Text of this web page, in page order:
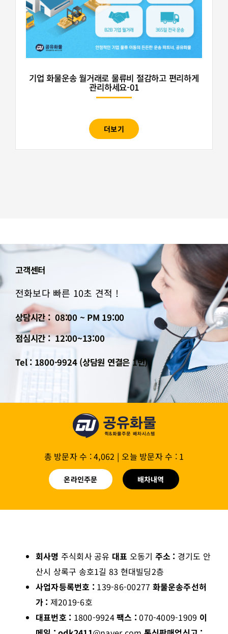
기업 화물운송 월거래로 물류비 절감하고 편리하게
관리하세요-01
더보기
고객센터
전화보다 빠른 10초 견적 !
상담시간 : 08:00 ~ PM 19:00
점심시간 : 12:00~13:00
Tel : 1800-9924 (상담원 연결은 1번)
총 방문자 수 : 4,062 | 오늘 방문자 수 : 1
온라인주문 배차내역
회사명 주식회사 공유 대표 오동기 주소 : 경기도 안
산시 상록구 송호1길 83 현대빌딩2층
사업자등록번호 : 139-86-00277 화물운송주선허
가 : 제2019-6호
대표번호 : 1800-9924팩스 :070-4009-1909 이